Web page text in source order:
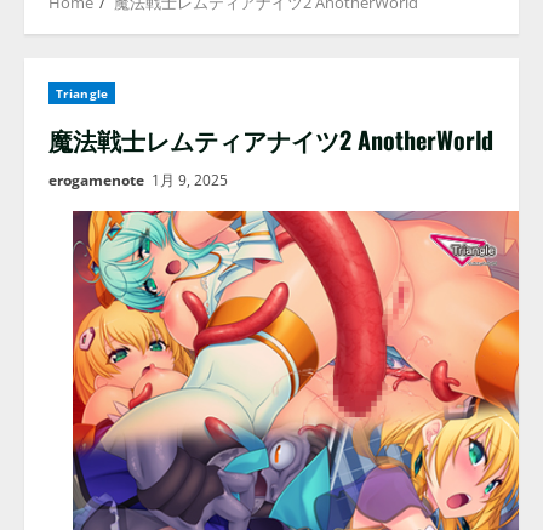
Triangle
魔法戦士レムティアナイツ2 AnotherWorld
erogamenote 1月 9, 2025